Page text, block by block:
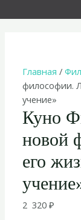
MENU
Главная /
философии.
учение»
Куно
новой
его
2 320₽